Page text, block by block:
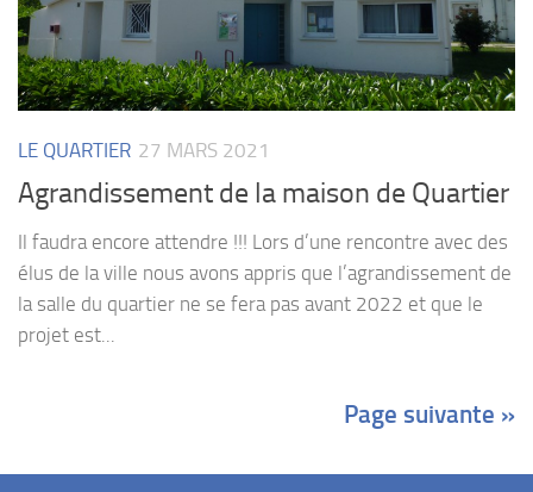
LE QUARTIER 27 MARS 2021
Agrandissement de la maison de Quartier
Il faudra encore attendre !!! Lors d’une rencontre avec des
élus de la ville nous avons appris que l’agrandissement de
la salle du quartier ne se fera pas avant 2022 et que le
projet est...
Page suivante »